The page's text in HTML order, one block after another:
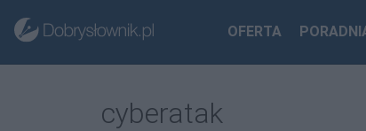
OFERTA
cyberatak